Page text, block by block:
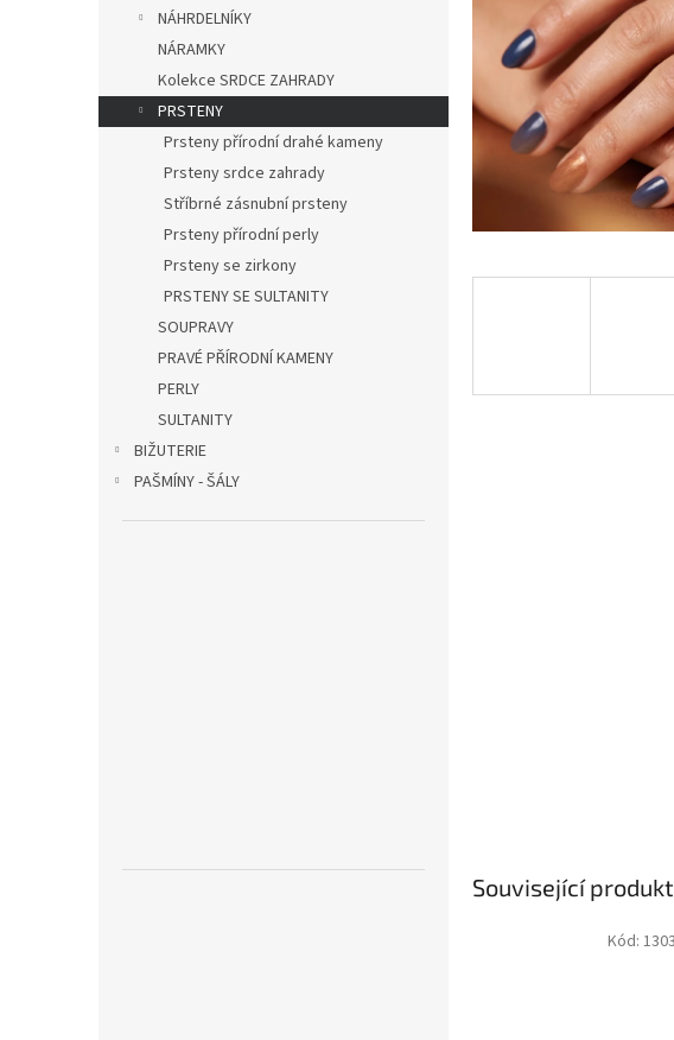
NÁHRDELNÍKY
NÁRAMKY
Kolekce SRDCE ZAHRADY
PRSTENY
Prsteny přírodní drahé kameny
Prsteny srdce zahrady
Stříbrné zásnubní prsteny
Prsteny přírodní perly
Prsteny se zirkony
PRSTENY SE SULTANITY
SOUPRAVY
PRAVÉ PŘÍRODNÍ KAMENY
PERLY
SULTANITY
BIŽUTERIE
PAŠMÍNY - ŠÁLY
Související
Kód: